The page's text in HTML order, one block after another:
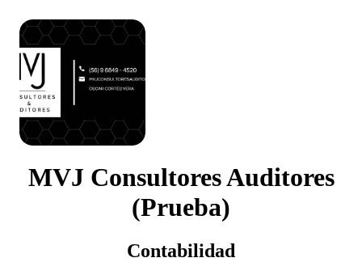
MVJ Consultores Auditores
(Prueba)
Contabilidad